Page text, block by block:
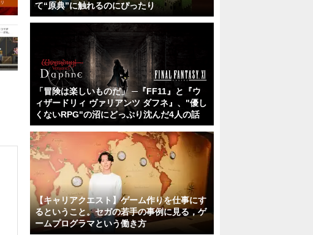
て“原典”に触れるのにぴったり
「冒険は楽しいものだ」 ─『FF11』と『ウ
ィザードリィ ヴァリアンツ ダフネ』、"優し
くないRPG"の沼にどっぷり沈んだ4人の話
【キャリアクエスト】ゲーム作りを仕事にす
るということ。セガの若手の事例に見る，ゲ
ームプログラマという働き方